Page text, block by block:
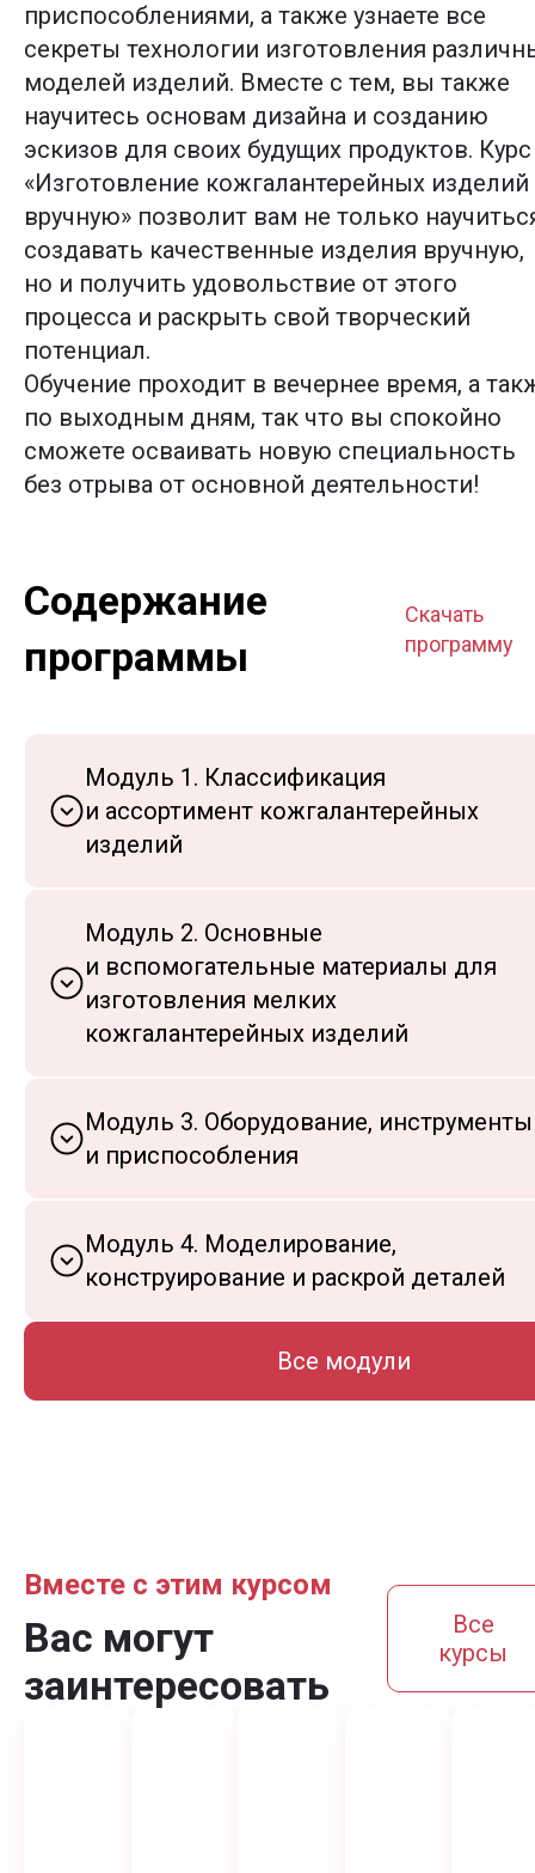
приспособлениями, а также узнаете все
секреты технологии изготовления
моделей изделий. Вместе с тем, вы также
научитесь основам дизайна и созданию
эскизов для своих будущих продуктов. Курс
«Изготовление кожгалантерейных изделий
вручную» позволит вам не только
создавать качественные изделия вручную,
но и получить удовольствие от этого
процесса и раскрыть свой творческий
потенциал.
Обучение проходит в вечернее время, а
по выходным дням, так что вы спокойно
сможете осваивать новую специальность
без отрыва от основной деятельности!
Содержание
программы
Скачать
программу
Модуль 1. Классификация
и ассортимент кожгалантерейных
изделий
Модуль 2. Основные
и вспомогательные материалы для
изготовления мелких
кожгалантерейных изделий
Модуль 3. Оборудование, инструменты
и приспособления
Модуль 4. Моделирование,
конструирование и раскрой деталей
Все модули
Вместе с этим курсом
Вас могут
заинтересовать
Все
курсы